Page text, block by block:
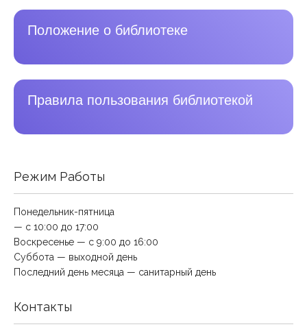
Положение о библиотеке
Правила пользования библиотекой
Режим Работы
Понедельник-пятница
— с 10:00 до 17:00
Воскресенье — с 9:00 до 16:00
Суббота — выходной день
Последний день месяца — санитарный день
Контакты